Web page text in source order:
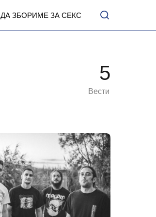
ДА ЗБОРИМЕ ЗА СЕКС
5
Вести